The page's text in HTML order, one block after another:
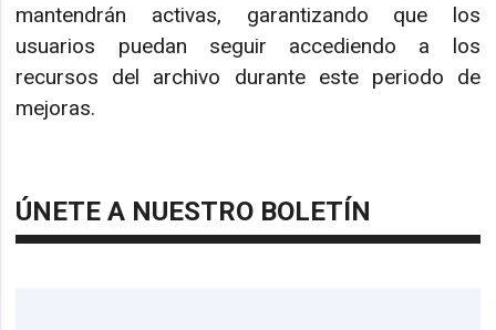
mantendrán activas, garantizando que los
usuarios puedan seguir accediendo a los
recursos del archivo durante este periodo de
mejoras.
ÚNETE A NUESTRO BOLETÍN